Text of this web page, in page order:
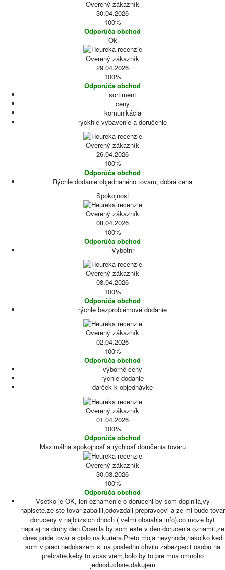
Overený zákazník
30.04.2026
100%
Odporúča obchod
Ok
Overený zákazník
29.04.2026
100%
Odporúča obchod
sortiment
ceny
komunikácia
rýckhle vybavenie a doručenie
Overený zákazník
26.04.2026
100%
Odporúča obchod
Rýchle dodanie objednaného tovaru, dobrá cena
Spokojnosť
Overený zákazník
08.04.2026
100%
Odporúča obchod
Vybotnr
Overený zákazník
08.04.2026
100%
Odporúča obchod
rýchle bezproblémové dodanie
Overený zákazník
02.04.2026
100%
Odporúča obchod
výborné ceny
rýchle dodanie
darček k objednávke
Overený zákazník
01.04.2026
100%
Odporúča obchod
Maximálna spokojnosť a rýchlosť doručenia tovaru
Overený zákazník
30.03.2026
100%
Odporúča obchod
Vsetko je OK, len oznamenie o doruceni by som doplnila,vy
napisete,ze ste tovar zabalili,odovzdali prepravcovi a ze mi bude tovar
doruceny v najblizsich dnoch ( velmi obsiahla info),co moze byt
napr.aj na druhy den.Ocenila by som este v den dorucenia oznamit,ze
dnes pride tovar a cislo na kuriera.Preto moja nevyhoda,nakolko ked
som v praci nedokazem si na poslednu chvilu zabezpecit osobu na
prebratie,keby to vcas viem,bolo by to pre mna omnoho
jednoduchsie,dakujem